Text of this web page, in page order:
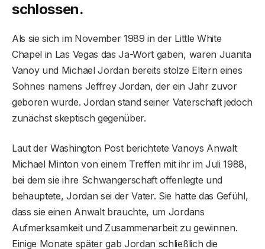
schlossen.
Als sie sich im November 1989 in der Little White
Chapel in Las Vegas das Ja-Wort gaben, waren Juanita
Vanoy und Michael Jordan bereits stolze Eltern eines
Sohnes namens Jeffrey Jordan, der ein Jahr zuvor
geboren wurde. Jordan stand seiner Vaterschaft jedoch
zunächst skeptisch gegenüber.
Laut der Washington Post berichtete Vanoys Anwalt
Michael Minton von einem Treffen mit ihr im Juli 1988,
bei dem sie ihre Schwangerschaft offenlegte und
behauptete, Jordan sei der Vater. Sie hatte das Gefühl,
dass sie einen Anwalt brauchte, um Jordans
Aufmerksamkeit und Zusammenarbeit zu gewinnen.
Einige Monate später gab Jordan schließlich die